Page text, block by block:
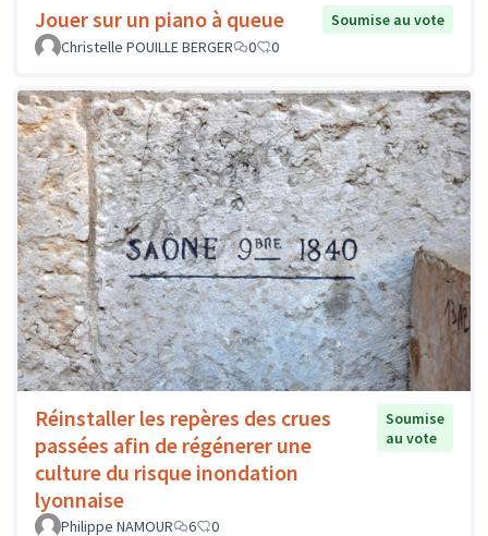
Jouer sur un piano à queue
Soumise au vote
Christelle POUILLE BERGER
0 0
Réinstaller les repères des crues
passées afin de régénerer une
culture du risque inondation
lyonnaise
Soumise
au vote
Philippe NAMOUR 6 0